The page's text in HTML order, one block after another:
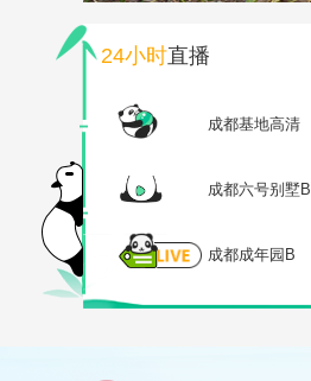
24小时直播
成都基地高清
成都六号别墅B
成都成年园B